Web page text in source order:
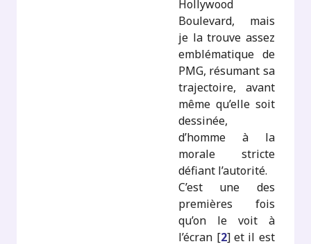
Hollywood
Boulevard, mais
je la trouve assez
emblématique de
PMG, résumant sa
trajectoire, avant
même qu’elle soit
dessinée,
d’homme à la
morale stricte
défiant l’autorité.
C’est une des
premières fois
qu’on le voit à
l’écran [2]et il est